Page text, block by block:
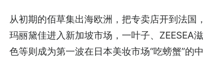
从初期的佰草集出海欧洲，把专卖店开到法国，
玛丽黛佳进入新加坡市场，一叶子、ZEESEA滋
色等则成为第一波在日本美妆市场“吃螃蟹”的中